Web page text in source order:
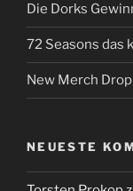
Die Dorks
72 Seasons das
New Merch
NEUESTE